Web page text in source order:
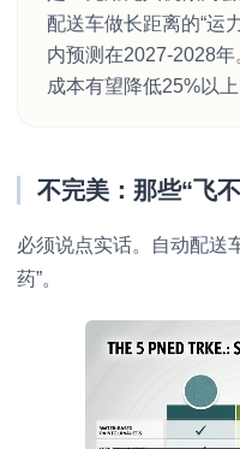
配送车做长距离的“运
内预测在2027-2028
成本有望降低25%以上
不完美：那些“飞
必须说点实话。自动配送
药”。